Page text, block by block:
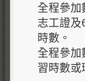
全程參
志工證及
時數。
全程參
習時數或